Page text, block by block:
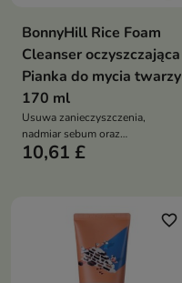
BonnyHill Rice Foam
Cleanser oczyszczająca
Pianka do mycia twarzy
170 ml
Usuwa zanieczyszczenia,
nadmiar sebum oraz
pozostałości makijażu,
10,61 £
favorite_border